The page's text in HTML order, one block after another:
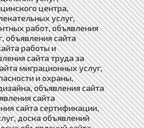
центра,
услуг,
работ, объявления
объявления сайта
работы и
сайта труда за
миграционных услуг,
и охраны,
объявления сайта
сайта
сайта сертификации,
доска объявлений